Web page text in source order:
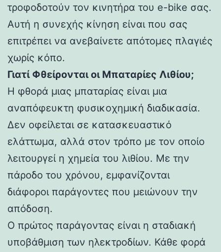
τροφοδοτούν τον κινητήρα του e-bike σας.
Αυτή η συνεχής κίνηση είναι που σας
επιτρέπει να ανεβαίνετε απότομες πλαγιές
χωρίς κόπο.
Γιατί Φθείρονται οι Μπαταρίες Λιθίου;
Η φθορά μιας μπαταρίας είναι μια
αναπόφευκτη φυσικοχημική διαδικασία.
Δεν οφείλεται σε κατασκευαστικό
ελάττωμα, αλλά στον τρόπο με τον οποίο
λειτουργεί η χημεία του λιθίου. Με την
πάροδο του χρόνου, εμφανίζονται
διάφοροι παράγοντες που μειώνουν την
απόδοση.
Ο πρώτος παράγοντας είναι η σταδιακή
υποβάθμιση των ηλεκτροδίων. Κάθε φορά